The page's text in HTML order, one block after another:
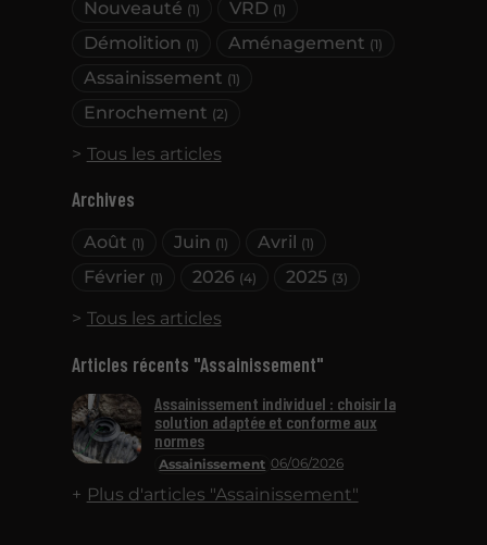
Nouveauté (1) VRD (1)
Démolition (1) Aménagement (1)
Assainissement (1)
Enrochement (2)
Tous les articles
Archives
Août (1) Juin (1) Avril (1)
Février (1) 2026 (4) 2025 (3)
Tous les articles
Articles récents "Assainissement"
Assainissement 06/06/2026
Assainissement individuel : choisir la
solution adaptée et conforme aux
normes
Plus d'articles "Assainissement"
salubrité publique, prévenir la pollution des
sols et des nappes phréatiques, et assurer la
des systèmes disponibles, comprendre les
critères de sélection et les démarches
un projet de construction ou de rénovation.
traitement efficace et pérenne, en accord
avec les spécificités du terrain et les exigences
réglementaires en vigueur. Une planification
rigoureuse s'impose donc.